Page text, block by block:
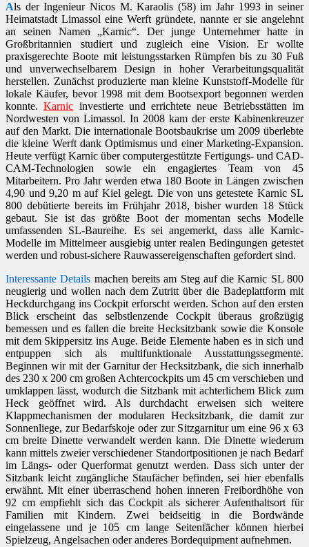
Als der Ingenieur Nicos M. Karaolis (58) im Jahr 1993 in seiner
Heimatstadt Limassol eine Werft gründete, nannte er sie angelehnt
an seinen Namen „Karnic“. Der junge Unternehmer hatte in
Großbritannien studiert und zugleich eine Vision. Er wollte
praxisgerechte Boote mit leistungsstarken Rümpfen bis zu 30 Fuß
und unverwechselbarem Design in hoher Verarbeitungsqualität
herstellen. Zunächst produzierte man kleine Kunststoff-Modelle für
lokale Käufer, bevor 1998 mit dem Bootsexport begonnen werden
konnte.Karnic investierte und errichtete neue Betriebsstätten im
Nordwesten von Limassol. In 2008 kam der erste Kabinenkreuzer
auf den Markt. Die internationale Bootsbaukrise um 2009 überlebte
die kleine Werft dank Optimismus und einer Marketing-Expansion.
Heute verfügt Karnic über computergestützte Fertigungs- und CAD-
CAM-Technologien sowie ein engagiertes Team von 45
Mitarbeitern. Pro Jahr werden etwa 180 Boote in Längen zwischen
4,90 und 9,20 m auf Kiel gelegt. Die von uns getestete Karnic SL
800 debütierte bereits im Frühjahr 2018, bisher wurden 18 Stück
gebaut. Sie ist das größte Boot der momentan sechs Modelle
umfassenden SL-Baureihe. Es sei angemerkt, dass alle Karnic-
Modelle im Mittelmeer ausgiebig unter realen Bedingungen getestet
werden und robust-sichere Rauwassereigenschaften gefordert sind.
Interessante Details machen bereits am Steg auf die Karnic SL 800
neugierig und wollen nach dem Zutritt über die Badeplattform mit
Heckdurchgang ins Cockpit erforscht werden. Schon auf den ersten
Blick erscheint das selbstlenzende Cockpit überaus großzügig
bemessen und es fallen die breite Hecksitzbank sowie die Konsole
mit dem Skippersitz ins Auge. Beide Elemente haben es in sich und
entpuppen sich als multifunktionale Ausstattungssegmente.
Beginnen wir mit der Garnitur der Hecksitzbank, die sich innerhalb
des 230 x 200 cm großen Achtercockpits um 45 cm verschieben und
umklappen lässt, wodurch die Sitzbank mit achterlichem Blick zum
Heck geöffnet wird. Als durchdacht erweisen sich weitere
Klappmechanismen der modularen Hecksitzbank, die damit zur
Sonnenliege, zur Bedarfskoje oder zur Sitzgarnitur um eine 96 x 63
cm breite Dinette verwandelt werden kann. Die Dinette wiederum
kann mittels zweier verschiedener Standortpositionen je nach Bedarf
im Längs- oder Querformat genutzt werden. Dass sich unter der
Sitzbank leicht zugängliche Staufächer befinden, sei hier ebenfalls
erwähnt. Mit einer überraschend hohen inneren Freibordhöhe von
92 cm empfiehlt sich das Cockpit als sicherer Aufenthaltsort für
Familien mit Kindern. Zwei beidseitig in die Bordwände
eingelassene und je 105 cm lange Seitenfächer können hierbei
Spielzeug, Angelsachen oder anderes Bordequipment aufnehmen.